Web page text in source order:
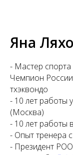
Яна
- Мастер спорта
Чемпион
тхэквондо
- 10 лет работы
(Москва)
- 10 лет работы
- Опыт тренера
- Президент